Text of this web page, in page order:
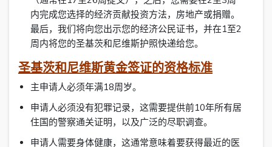
内完成您选择的经济贡献投资方法，房地产或捐赠。
最后，我们将向您出示您的经济公民证书，并在1至2
周内将您的圣基茨和尼维斯护照快递给您。
圣基茨和尼维斯黄金签证的资格标准
主申请人必须年满18周岁。
申请人必须没有犯罪记录，这需要提供前10年所有居
住国的警察通关证明，以及广泛的尽职调查。
申请人需要身体健康，这通常意味着要获得最近的医